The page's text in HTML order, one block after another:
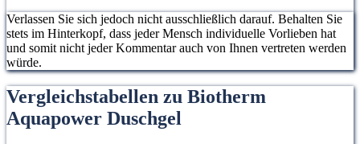
Verlassen Sie sich jedoch nicht ausschließlich darauf. Behalten Sie
stets im Hinterkopf, dass jeder Mensch individuelle Vorlieben hat
und somit nicht jeder Kommentar auch von Ihnen vertreten werden
würde.
Vergleichstabellen zu Biotherm
Aquapower Duschgel